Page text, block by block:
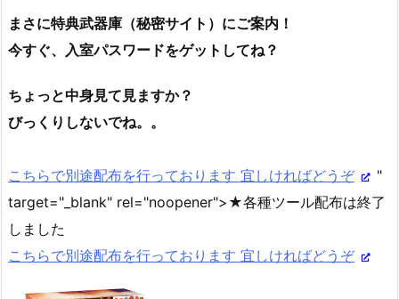
まさに特典武器庫（秘密サイト）にご案内！
今すぐ、入室パスワードをゲットしてね？
ちょっと中身見て見ますか？
びっくりしないでね。。
こちらで別途配布を行っております 宜しければどうぞ
"
target="_blank" rel="noopener">★各種ツール配布は終了
しました
こちらで別途配布を行っております 宜しければどうぞ